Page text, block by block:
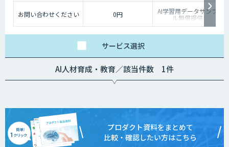
お問い合わせください 0円 AI学習用データサンプ
ル無償提供
サービス選択
AI人材育成・教育／該当件数 1件
プロダクト資料をまとめて
比較・確認したい方はこちら